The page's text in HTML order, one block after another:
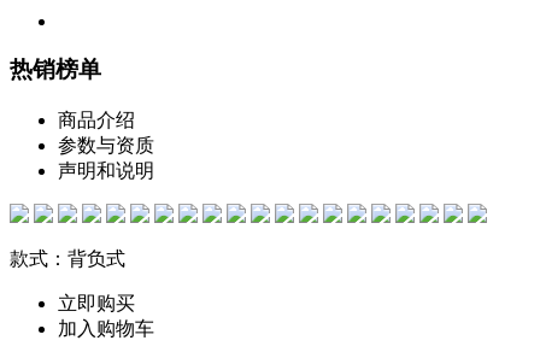
热销榜单
商品介绍
参数与资质
声明和说明
款式：背负式
立即购买
加入购物车